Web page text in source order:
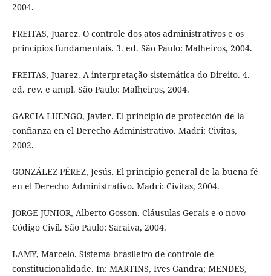
2004.
FREITAS, Juarez. O controle dos atos administrativos e os
princípios fundamentais. 3. ed. São Paulo: Malheiros, 2004.
FREITAS, Juarez. A interpretação sistemática do Direito. 4.
ed. rev. e ampl. São Paulo: Malheiros, 2004.
GARCIA LUENGO, Javier. El principio de protección de la
confianza en el Derecho Administrativo. Madri: Civitas,
2002.
GONZÁLEZ PÉREZ, Jesús. El principio general de la buena fé
en el Derecho Administrativo. Madri: Civitas, 2004.
JORGE JUNIOR, Alberto Gosson. Cláusulas Gerais e o novo
Código Civil. São Paulo: Saraiva, 2004.
LAMY, Marcelo. Sistema brasileiro de controle de
constitucionalidade. In: MARTINS, Ives Gandra; MENDES,